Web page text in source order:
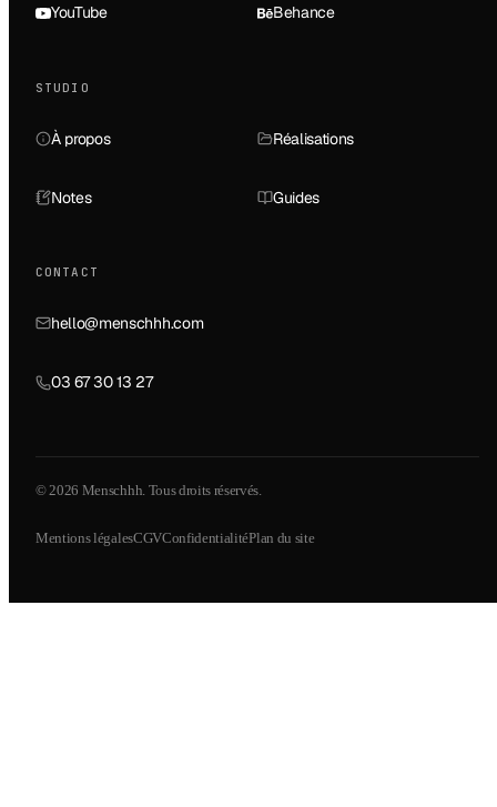
YouTube Behance
STUDIO
À propos Réalisations
Notes Guides
CONTACT
hello@menschhh.com
03 67 30 13 27
© 2026 Menschhh. Tous droits réservés.
Mentions légalesCGVConfidentialitéPlan du site